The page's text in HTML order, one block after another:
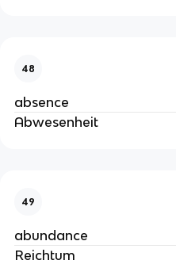
48
absence
Abwesenheit
49
abundance
Reichtum